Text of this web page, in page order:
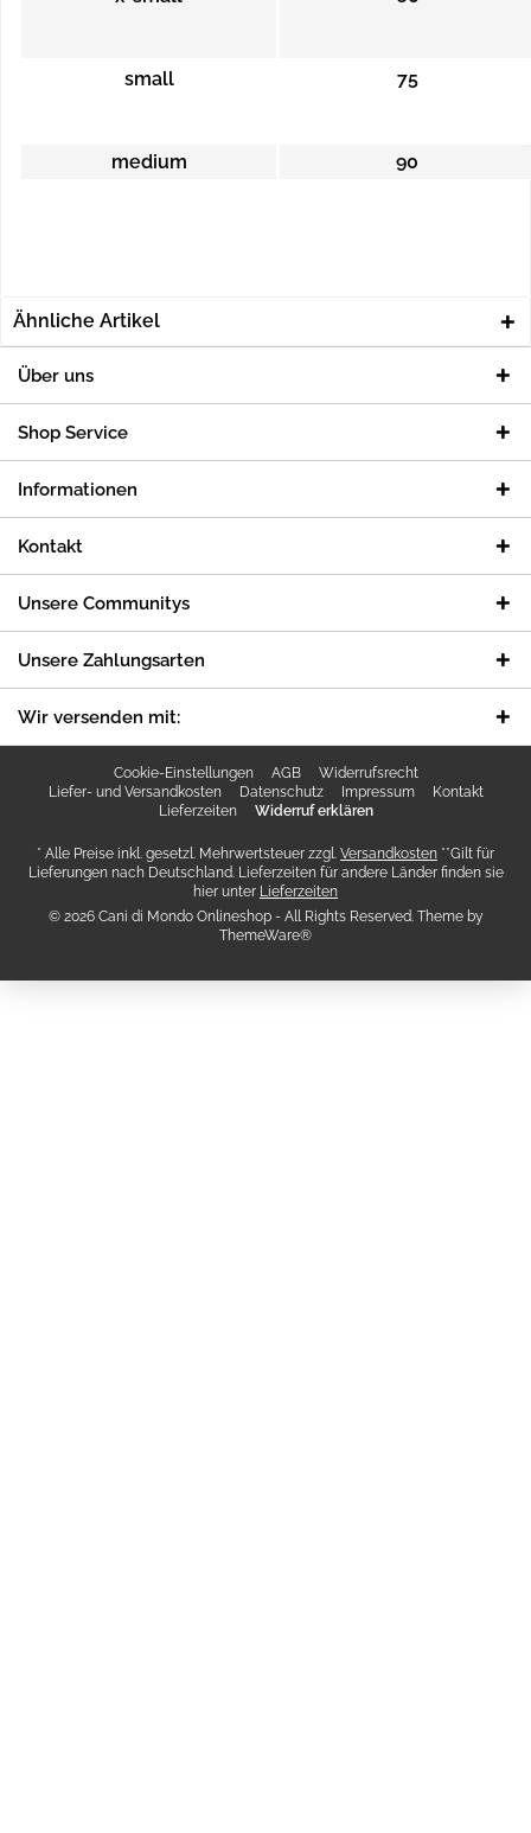
small 75
medium 90
Ähnliche Artikel
Über uns
Shop Service
Informationen
Kontakt
Unsere Communitys
Unsere Zahlungsarten
Wir versenden mit:
Cookie-Einstellungen AGB
Widerrufsrecht
Liefer- und Versandkosten
Datenschutz Impressum
Kontakt
Lieferzeiten
Widerruf erklären
* Alle Preise inkl. gesetzl. Mehrwertsteuer zzgl. Versandkosten **Gilt für
Lieferungen nach Deutschland. Lieferzeiten für andere Länder finden sie
hier unter Lieferzeiten
© 2026 Cani di Mondo Onlineshop - All Rights Reserved. Theme by
ThemeWare®